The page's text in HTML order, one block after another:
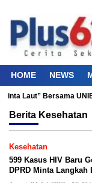
HOME NEWS
Laut” Bersama
Berita Kesehatan
Kesehatan
599 Kasus HIV Baru
DPRD Minta Langkah